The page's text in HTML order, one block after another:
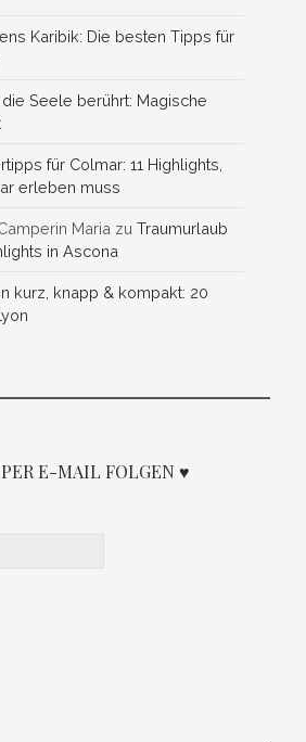
Karibik: Die besten Tipps für
Seele berührt: Magische
für Colmar: 11 Highlights,
erleben muss
Maria zuTraumurlaub
in Ascona
kurz, knapp & kompakt: 20
E-MAIL FOLGEN ♥